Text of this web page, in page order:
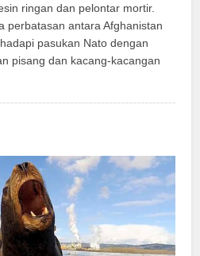
ringan dan pelontar mortir.
perbatasan antara Afghanistan
pasukan Nato dengan
pisang dan kacang-kacangan